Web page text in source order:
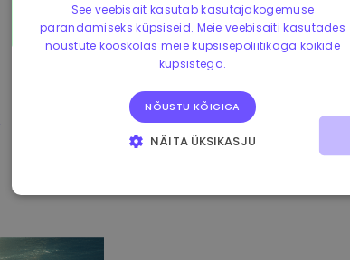
See veebisait kasutab kasutajakogemuse
parandamiseks küpsiseid. Meie veebisaiti kasutades
nõustute kooskõlas meie küpsisepoliitikaga kõikide
küpsistega.
NÕUSTU KÕIGIGA
NÄITA ÜKSIKASJU